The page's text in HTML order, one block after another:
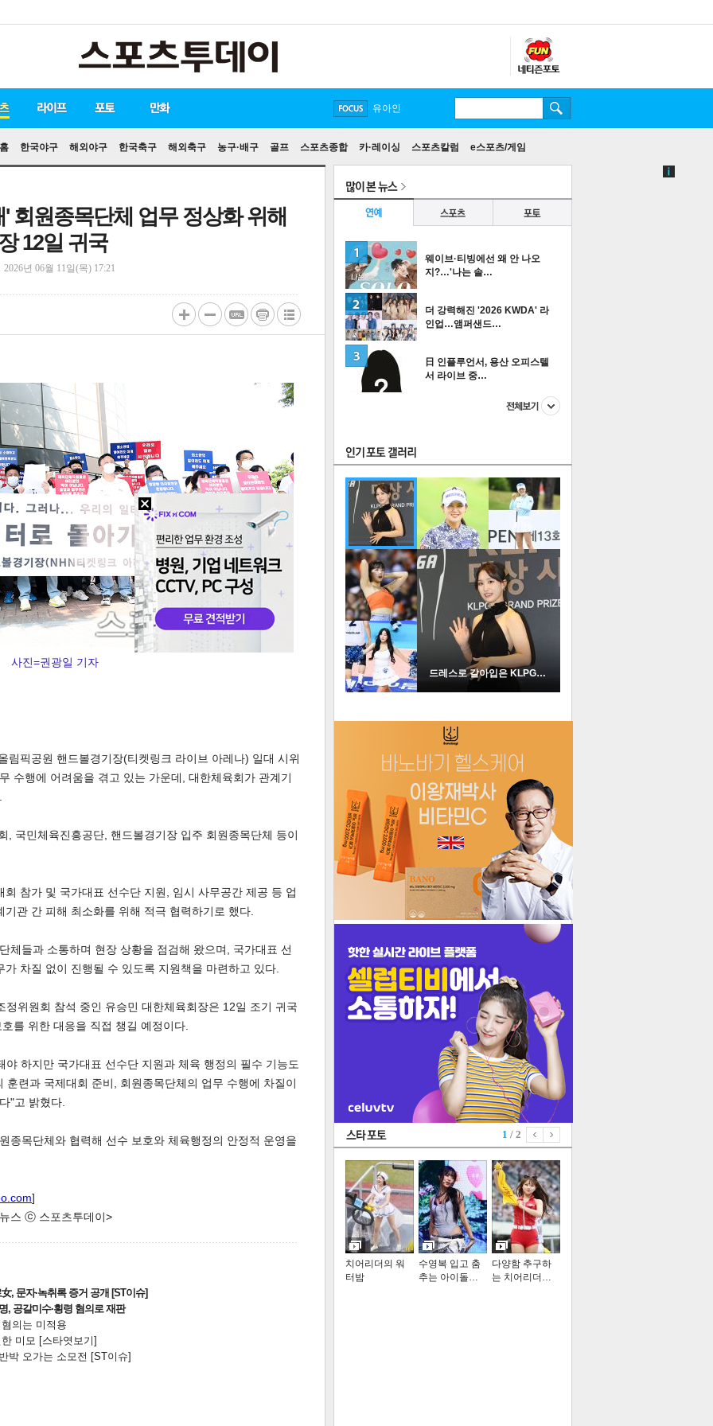
한국야구 해외야구 한국축구 해외축구 농구·배구 골프 스포츠종합 카·레이싱 스포츠칼럼 e스포츠/게임
라이프 포토
만화
FOCUS
방탄소년단
손흥민
유아인
송중기
회원종목단체 업무 정상화 위해
12일 귀국
2026년 06월 11일(목) 17:21
사진=권광일 기자
림픽공원 핸드볼경기장(티켓링크 라이브 아레나) 일대 시위
수행에 어려움을 겪고 있는 가운데, 대한체육회가 관계기
, 국민체육진흥공단, 핸드볼경기장 입주 회원종목단체 등이
참가 및 국가대표 선수단 지원, 임시 사무공간 제공 등 업
관 간 피해 최소화를 위해 적극 협력하기로 했다.
체들과 소통하며 현장 상황을 점검해 왔으며, 국가대표 선
차질 없이 진행될 수 있도록 지원책을 마련하고 있다.
정위원회 참석 중인 유승민 대한체육회장은 12일 조기 귀국
를 위한 대응을 직접 챙길 예정이다.
하지만 국가대표 선수단 지원과 체육 행정의 필수 기능도
련과 국제대회 준비, 회원종목단체의 업무 수행에 차질이
"고 밝혔다.
종목단체와 협력해 선수 보호와 체육행정의 안정적 운영을
]
스 ⓒ 스포츠투데이>
, 문자·녹취록 증거 공개 [ST이슈]
, 공갈미수·횡령 혐의로 재판
의는 미적용
미모 [스타엿보기]
박 오가는 소모전 [ST이슈]
많이 본 뉴스
연예
스포츠 포토
웨이브·티빙에선 왜 안 나오
지?…'나는 솔…
2
더 강력해진 '2026 KWDA' 라
인업…앰퍼샌드…
日 인플루언서, 용산 오피스텔
서 라이브 중…
더보기
인기포토
드레스로 갈아입은 KLPGA …
1 / 2
치어리더의 워
터밤
수영복 입고 춤
추는 아이돌…
다양함 추구하
는 치어리더…